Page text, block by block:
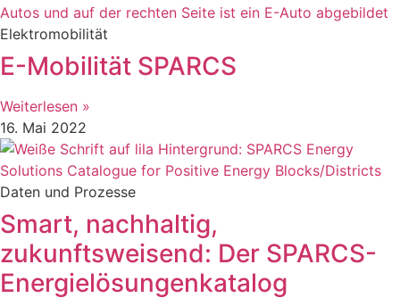
Elektromobilität
E-Mobilität SPARCS
Weiterlesen »
16. Mai 2022
Daten und Prozesse
Smart, nachhaltig,
zukunftsweisend: Der SPARCS-
Energielösungenkatalog